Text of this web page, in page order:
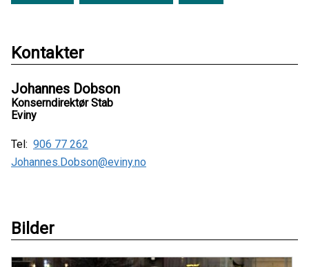
Kontakter
Johannes Dobson
Konserndirektør Stab
Eviny
Tel: 906 77 262
Johannes.Dobson@eviny.no
Bilder